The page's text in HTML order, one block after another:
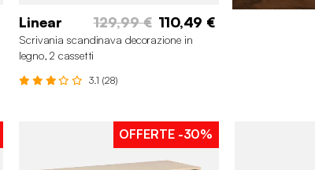
Linear 129,99 € 110,49 €
Scrivania scandinava decorazione in
legno, 2 cassetti
3.1 (28)
OFFERTE-30%